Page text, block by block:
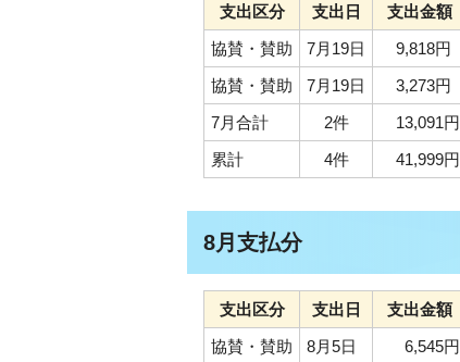
支出区分 支出日 支出金額
協賛・賛助
7月19日 9,818円
協賛・賛助
7月19日 3,273円
7月合計
2件
13,091円
累計
4件 41,999円
8月支払分
支出区分 支出日 支出金額
協賛・賛助
8月5日 6,545円